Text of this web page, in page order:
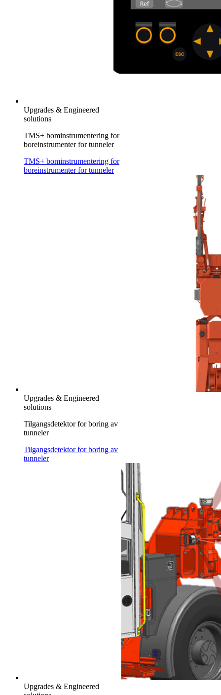
Upgrades & Engineered
solutions
TMS+ bominstrumentering for
boreinstrumenter for tunneler
TMS+ bominstrumentering for
boreinstrumenter for tunneler
Upgrades & Engineered
solutions
Tilgangsdetektor for boring av
tunneler
Tilgangsdetektor for boring av
tunneler
Upgrades & Engineered